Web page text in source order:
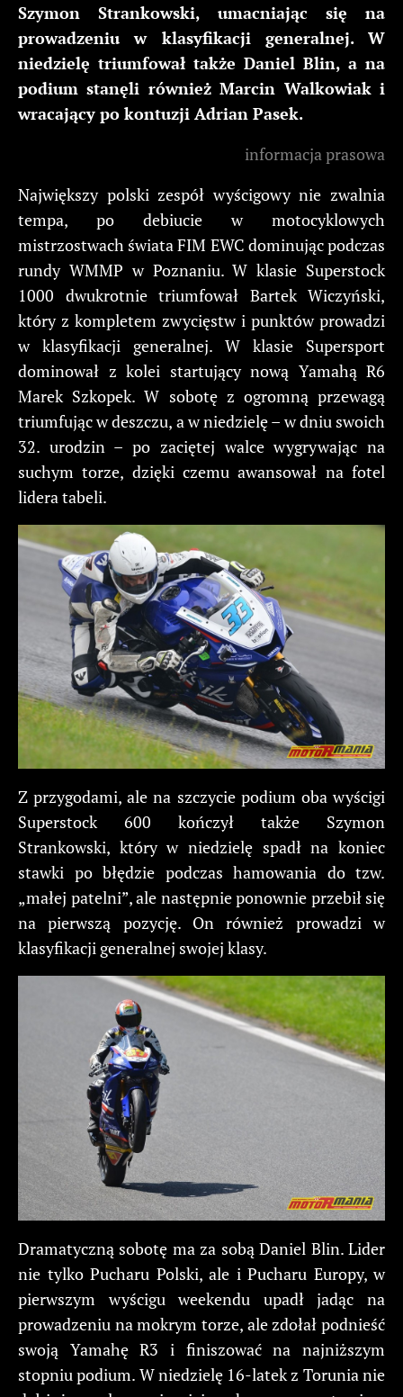
Szymon Strankowski, umacniając się na
prowadzeniu w klasyfikacji generalnej. W
niedzielę triumfował także Daniel Blin, a na
podium stanęli również Marcin Walkowiak i
wracający po kontuzji Adrian Pasek.
informacja prasowa
Największy polski zespół wyścigowy nie zwalnia
tempa, po debiucie w motocyklowych
mistrzostwach świata FIM EWC dominując podczas
rundy WMMP w Poznaniu. W klasie Superstock
1000 dwukrotnie triumfował Bartek Wiczyński,
który z kompletem zwycięstw i punktów prowadzi
w klasyfikacji generalnej. W klasie Supersport
dominował z kolei startujący nową Yamahą R6
Marek Szkopek. W sobotę z ogromną przewagą
triumfując w deszczu, a w niedzielę – w dniu swoich
32. urodzin – po zaciętej walce wygrywając na
suchym torze, dzięki czemu awansował na fotel
lidera tabeli.
Z przygodami, ale na szczycie podium oba wyścigi
Superstock 600 kończył także Szymon
Strankowski, który w niedzielę spadł na koniec
stawki po błędzie podczas hamowania do tzw.
„małej patelni”, ale następnie ponownie przebił się
na pierwszą pozycję. On również prowadzi w
klasyfikacji generalnej swojej klasy.
Dramatyczną sobotę ma za sobą Daniel Blin. Lider
nie tylko Pucharu Polski, ale i Pucharu Europy, w
pierwszym wyścigu weekendu upadł jadąc na
prowadzeniu na mokrym torze, ale zdołał podnieść
swoją Yamahę R3 i finiszować na najniższym
stopniu podium. W niedzielę 16-latek z Torunia nie